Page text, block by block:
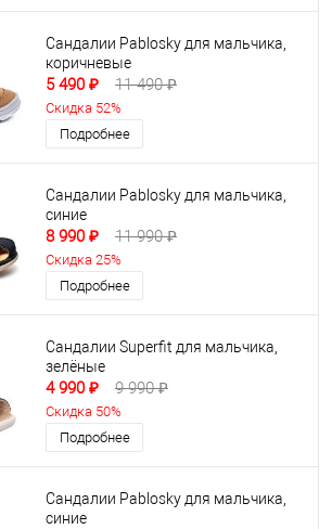
Сандалии Pablosky для мальчика,
коричневые
5 490 ₽ 11 490 ₽
Скидка 52%
Подробнее
Сандалии Pablosky для мальчика,
синие
8 990 ₽ 11 990 ₽
Скидка 25%
Подробнее
Сандалии Superfit для мальчика,
зелёные
4 990 ₽ 9 990 ₽
Скидка 50%
Подробнее
Сандалии Pablosky для мальчика,
синие